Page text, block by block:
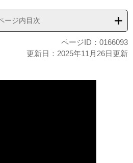
ージ内目次
ページID：0166093
更新日：2025年11月26日更新